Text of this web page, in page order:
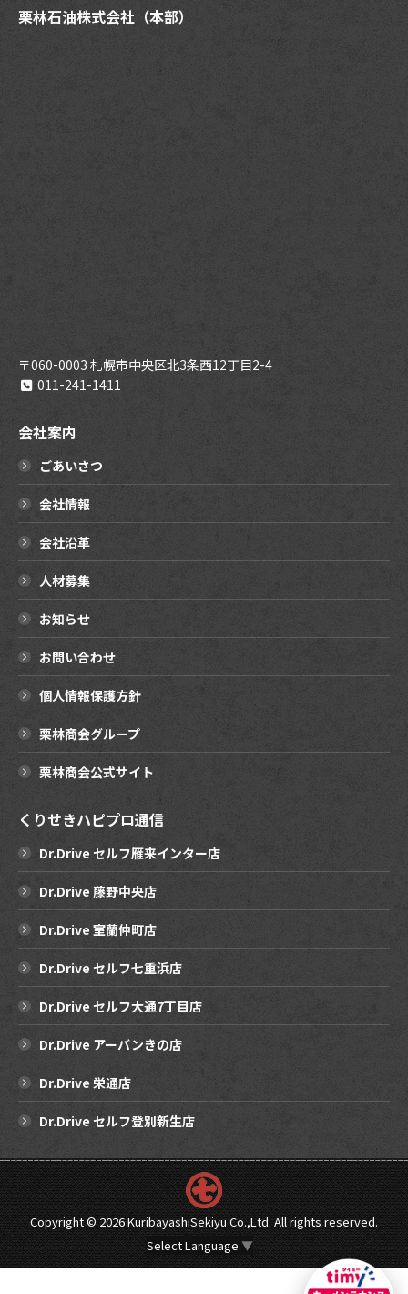
栗林石油株式会社（本部）
〒060-0003 札幌市中央区北3条西12丁目2-4
011-241-1411
会社案内
ごあいさつ
会社情報
会社沿革
人材募集
お知らせ
お問い合わせ
個人情報保護方針
栗林商会グループ
栗林商会公式サイト
くりせきハピプロ通信
Dr.Drive セルフ雁来インター店
Dr.Drive 藤野中央店
Dr.Drive 室蘭仲町店
Dr.Drive セルフ七重浜店
Dr.Drive セルフ大通7丁目店
Dr.Drive アーバンきの店
Dr.Drive 栄通店
Dr.Drive セルフ登別新生店
Copyright ©2026 KuribayashiSekiyu Co.,Ltd. All rights reserved.
Select Language ▼